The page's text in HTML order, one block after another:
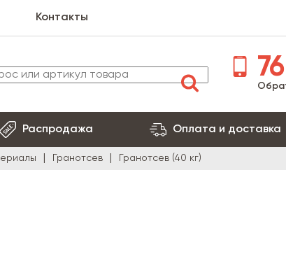
Контакты
Распродажа Оплата и доставка
Гранотсев Гранотсев (40 кг)